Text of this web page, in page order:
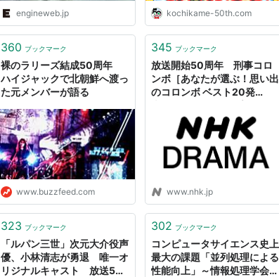
engineweb.jp kochikame-50th.com
360 ブックマーク
裸のラリーズ結成50周年
ハイジャックで北朝鮮へ渡っ
た元メンバーが語る
www.buzzfeed.com
345 ブックマーク
放送開始50周年 刑事コロ
ンボ［あなたが選ぶ！思い出
のコロンボ ベスト20発
ム ＢＳ４Ｋ 海外ドラマ
www.nhk.jp
323 ブックマーク
「ルパン三世」次元大介役声
優、小林清志が勇退 唯一オ
リジナルキャスト 放送50
302 ブックマーク
コンピュータサイエンス史上
最大の課題「並列処理による
性能向上」～情報処理学会創